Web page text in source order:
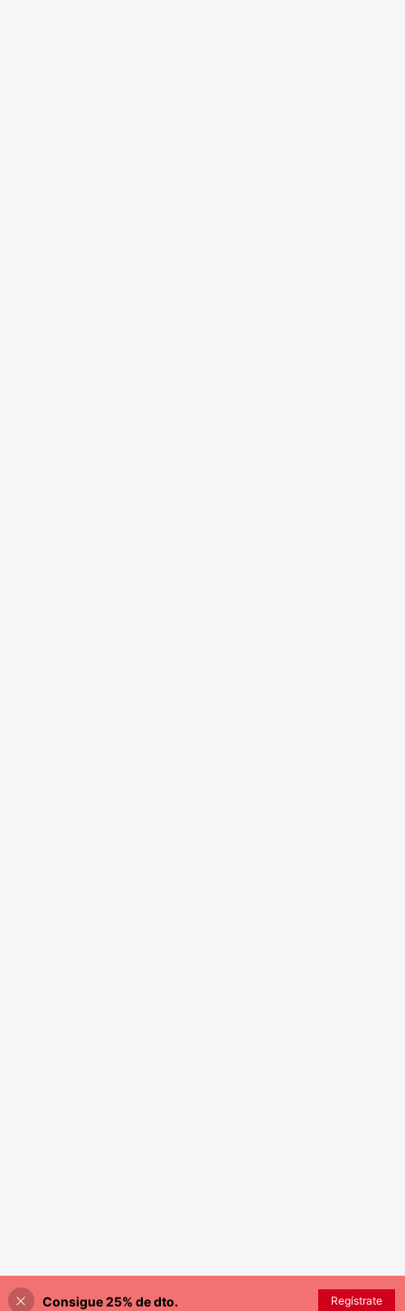
Consigue 25% de dto. Regístrate